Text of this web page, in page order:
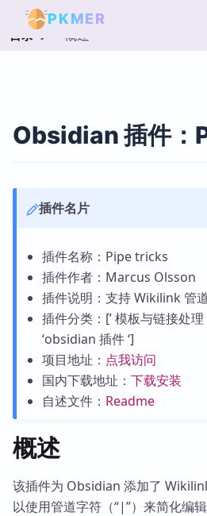
PKMER
目录 概述
Obsidian 插件
插件名片
插件名称：Pipe tricks
插件作者：Marcus Olsson
插件说明：支持 Wikilink 管道
插件分类：[’ 模板与链接处理
‘obsidian 插件 ‘]
项目地址： 点我访问
国内下载地址： 下载安装
自述文件： Readme
概述
该插件为 Obsidian 添加了
以使用管道字符（“|”）来简化编